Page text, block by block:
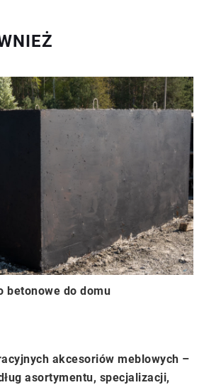
betonowe do domu
akcesoriów meblowych –
asortymentu, specjalizacji,